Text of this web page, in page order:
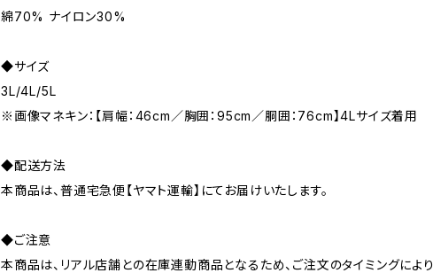
綿70% ナイロン30%
◆サイズ
3L/4L/5L
※画像マネキン：【肩幅：46cm／胸囲：95cm／胴囲：76cm】4Lサイズ着用
◆配送方法
本商品は、普通宅急便【ヤマト運輸】にてお届けいたします。
◆ご注意
本商品は、リアル店舗との在庫連動商品となるため、ご注文のタイミングによ